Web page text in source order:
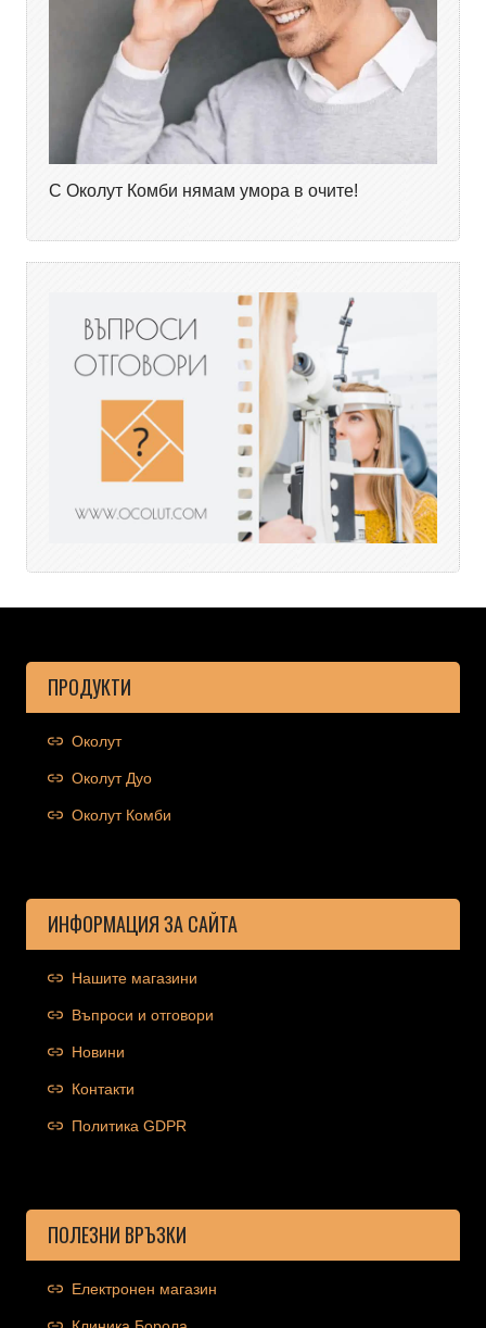
С Околут Комби нямам умора в очите!
ПРОДУКТИ
Околут
Околут Дуо
Околут Комби
ИНФОРМАЦИЯ ЗА САЙТА
Нашите магазини
Въпроси и отговори
Новини
Контакти
Политика GDPR
ПОЛЕЗНИ ВРЪЗКИ
Електронен магазин